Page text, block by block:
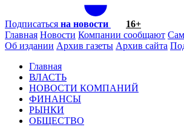
Подписаться на новости
16+
Главная Новости Компании сообщают
Об издании Архив газеты Архив сайта
Главная
ВЛАСТЬ
НОВОСТИ КОМПАНИЙ
ФИНАНСЫ
РЫНКИ
ОБЩЕСТВО